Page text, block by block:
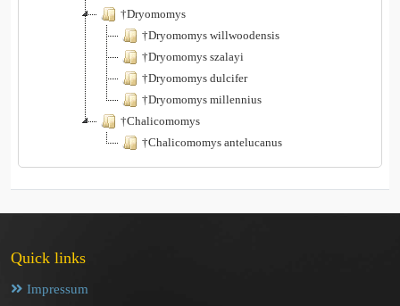
†Dryomomys
†Dryomomys willwoodensis
†Dryomomys szalayi
†Dryomomys dulcifer
†Dryomomys millennius
†Chalicomomys
†Chalicomomys antelucanus
Quick links
Impressum